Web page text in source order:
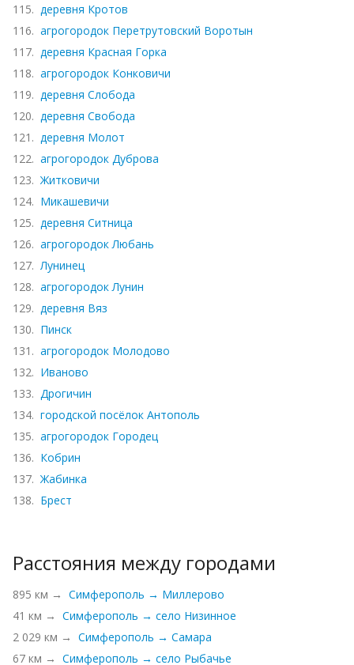
115. деревня Кротов
116. агрогородок Перетрутовский Воротын
117. деревня Красная Горка
118. агрогородок Конковичи
119. деревня Слобода
120. деревня Свобода
121. деревня Молот
122. агрогородок Дуброва
123. Житковичи
124. Микашевичи
125. деревня Ситница
126. агрогородок Любань
127. Лунинец
128. агрогородок Лунин
129. деревня Вяз
130. Пинск
131. агрогородок Молодово
132. Иваново
133. Дрогичин
134. городской посёлок Антополь
135. агрогородок Городец
136. Кобрин
137. Жабинка
138. Брест
Расстояния между городами
895 км → Симферополь → Миллерово
41 км → Симферополь → село Низинное
2 029 км → Симферополь → Самара
67 км → Симферополь → село Рыбачье